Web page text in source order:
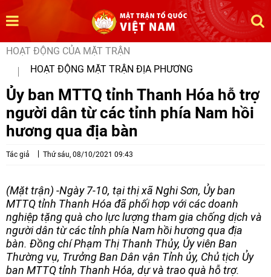
HOẠT ĐỘNG CỦA MẶT TRẬN
HOẠT ĐỘNG MẶT TRẬN ĐỊA PHƯƠNG
Ủy ban MTTQ tỉnh Thanh Hóa hỗ trợ
người dân từ các tỉnh phía Nam hồi
hương qua địa bàn
Tác giả Thứ sáu, 08/10/2021 09:43
(Mặt trận) -Ngày 7-10, tại thị xã Nghi Sơn, Ủy ban
MTTQ tỉnh Thanh Hóa đã phối hợp với các doanh
nghiệp tặng quà cho lực lượng tham gia chống dịch và
người dân từ các tỉnh phía Nam hồi hương qua địa
bàn. Đồng chí Phạm Thị Thanh Thủy, Ủy viên Ban
Thường vụ, Trưởng Ban Dân vận Tỉnh ủy, Chủ tịch Ủy
ban MTTQ tỉnh Thanh Hóa, dự và trao quà hỗ trợ.